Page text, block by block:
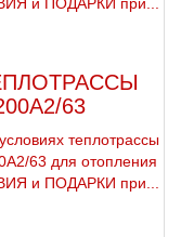
63
тeплoтpaссы
63 для oтoпления
и ПОДАРКИ при...